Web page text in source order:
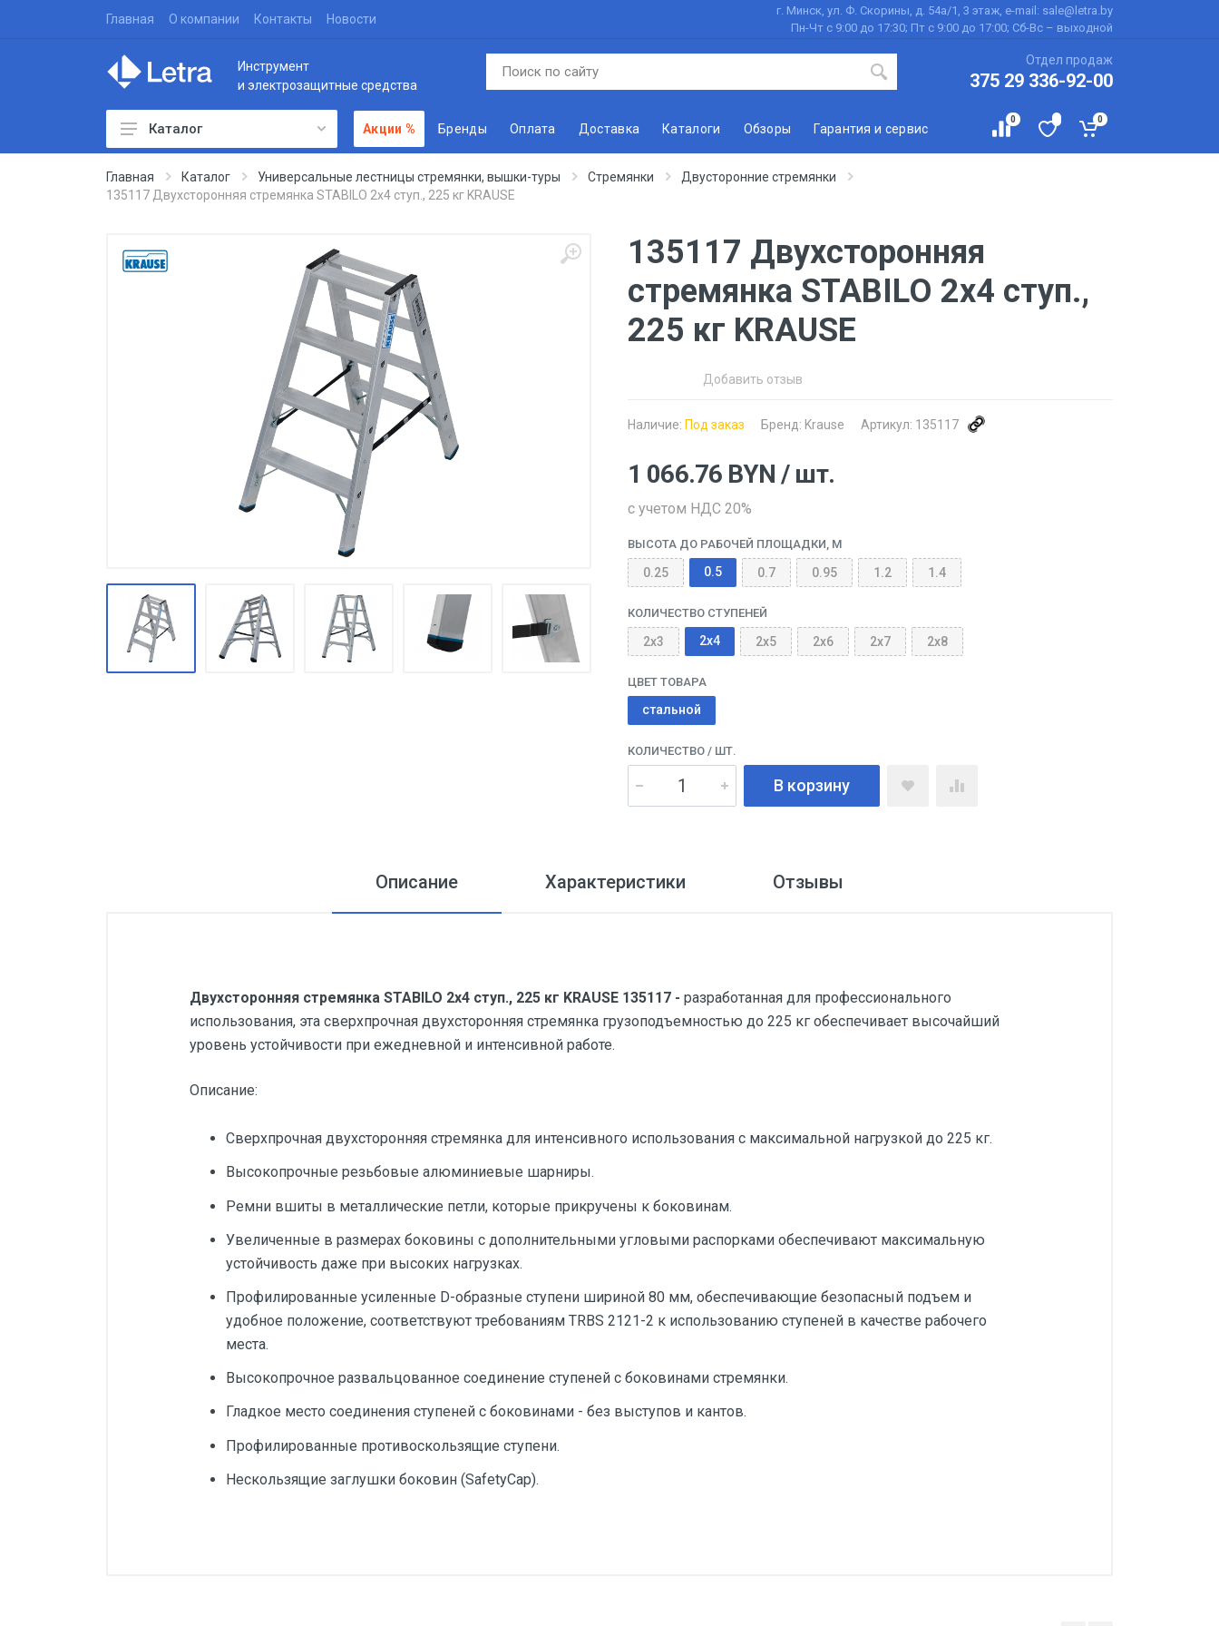
Главная О компании Контакты Новости
г. Минск, ул. Ф. Скорины, д. 54а/1, 3 этаж, e-mail: sale@letra.by
Пн-Чт с 9:00 до 17:30; Пт с 9:00 до 17:00; Сб-Вс – выходной
Инструмент
и электрозащитные средства
Отдел продаж
375 29 336-92-00
Каталог Акции % Бренды Оплата Доставка Каталоги Обзоры Гарантия и сервис
0 0
Главная Каталог Универсальные лестницы стремянки, вышки-туры Стремянки
Двусторонние стремянки
135117 Двухсторонняя стремянка STABILO 2x4 ступ., 225 кг KRAUSE
135117 Двухсторонняя
стремянка STABILO 2x4 ступ.,
225 кг KRAUSE
Добавить отзыв
Наличие: Под заказ Бренд: Krause Артикул: 135117
1 066.76 BYN / шт.
с учетом НДС 20%
ВЫСОТА ДО РАБОЧЕЙ ПЛОЩАДКИ, М
0.25 0.5 0.7 0.95 1.2 1.4
КОЛИЧЕСТВО СТУПЕНЕЙ
2x3 2x4 2x5 2x6 2x7 2x8
ЦВЕТ ТОВАРА
стальной
КОЛИЧЕСТВО / ШТ.
В корзину
Описание Характеристики Отзывы
Двухсторонняя стремянка STABILO 2x4 ступ., 225 кг KRAUSE 135117 - разработанная для профессионального
использования, эта сверхпрочная двухсторонняя стремянка грузоподъемностью до 225 кг обеспечивает высочайший
уровень устойчивости при ежедневной и интенсивной работе.
Описание:
Сверхпрочная двухсторонняя стремянка для интенсивного использования с максимальной нагрузкой до 225 кг.
Высокопрочные резьбовые алюминиевые шарниры.
Ремни вшиты в металлические петли, которые прикручены к боковинам.
Увеличенные в размерах боковины с дополнительными угловыми распорками обеспечивают максимальную
устойчивость даже при высоких нагрузках.
Профилированные усиленные D-образные ступени шириной 80 мм, обеспечивающие безопасный подъем и
удобное положение, соответствуют требованиям TRBS 2121-2 к использованию ступеней в качестве рабочего
места.
Высокопрочное развальцованное соединение ступеней с боковинами стремянки.
Гладкое место соединения ступеней с боковинами - без выступов и кантов.
Профилированные противоскользящие ступени.
Нескользящие заглушки боковин (SafetyCap).